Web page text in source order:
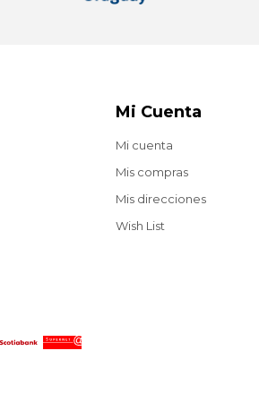
Mi Cuenta
Mi cuenta
Mis compras
Mis direcciones
Wish List